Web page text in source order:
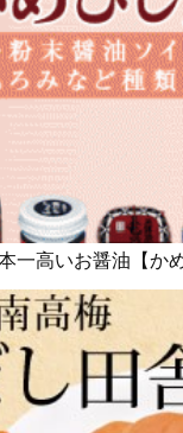
一高いお醤油【か